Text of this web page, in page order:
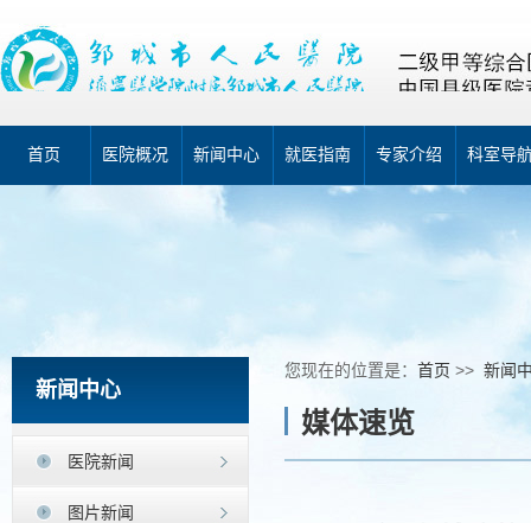
首页 医院概况 新闻中心 就医指南 专家介绍 科室导
新闻中心
医院新闻
图片新闻
您现在的位置是： 首页 >> 新闻
媒体速览